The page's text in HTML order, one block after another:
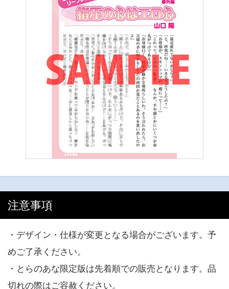
注意事項
・デザイン・仕様が変更となる場合がございます。予
めご了承ください。
・とらのあな限定版は先着順での販売となります。品
切れの際はご容赦ください。